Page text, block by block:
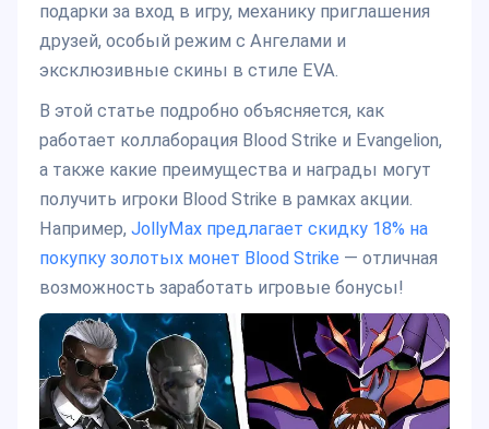
подарки за вход в игру, механику приглашения
друзей, особый режим с Ангелами и
эксклюзивные скины в стиле EVA.
В этой статье подробно объясняется, как
работает коллаборация Blood Strike и Evangelion,
а также какие преимущества и награды могут
получить игроки Blood Strike в рамках акции.
Например, JollyMax предлагает скидку 18% на
покупку золотых монет Blood Strike — отличная
возможность заработать игровые бонусы!